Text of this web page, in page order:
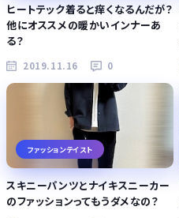
ヒートテック着ると痒くなるんだが？
他にオススメの暖かいインナーあ
る？
2019.11.16 0
ファッションテイスト
スキニーパンツとナイキスニーカー
のファッションってもうダメなの？